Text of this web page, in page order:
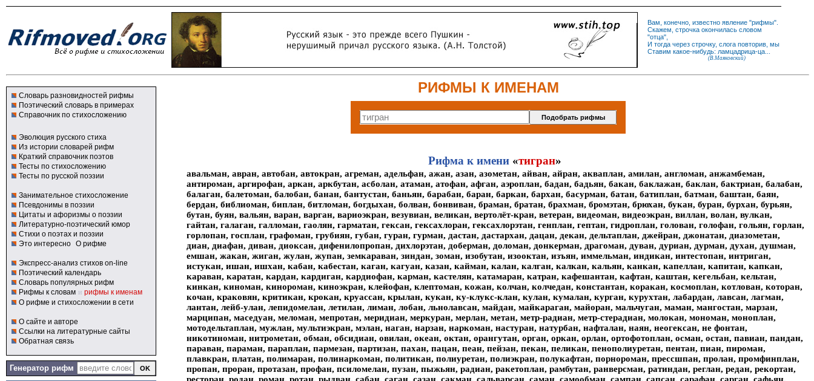
Вам, конечно, известно явление "рифмы".
Скажем, строчка окончилась словом
"отца",
И тогда через строчку, слога повторив, мы
Ставим какое-нибудь: ламцадрица-ца...
(В.Маяковский)
Словарь разновидностей рифмы
Поэтический словарь в примерах
Справочник по стихосложению
Эволюция русского стиха
Из истории словарей рифм
Краткий справочник поэтов
Тесты по стихосложению
Тесты по русской поэзии
Занимательное стихосложение
Псевдонимы в поэзии
Цитаты и афоризмы о поэзии
Литературно-поэтический юмор
Стихи о поэтах и поэзии
Это интересно О рифме
Экспресс-анализ стихов on-line
Поэтический календарь
Словарь популярных рифм
Рифмы к словам и рифмы к именам
О рифме и стихосложении в сети
О сайте и авторе
Ссылки на литературные сайты
Обратная связь
Генератор рифм
РИФМЫ К ИМЕНАМ
Рифма к имени «тигран»
авальман, авран, автобан, автокран, агреман, адельфан, ажан, азан, азометан, айван, айран, акваплан, амилан, англоман, анжамбеман,
антироман, аргирофан, аркан, аркбутан, асболан, атаман, атофан, афган, аэроплан, бадан, бадьян, бакан, баклажан, баклан, бактриан, балабан,
балаган, балетоман, балобан, банан, бантустан, баньян, барабан, баран, баркан, бархан, басурман, батан, батиплан, батман, баштан, баян,
бердан, библиоман, биплан, битломан, богдыхан, болван, бонвиван, браман, братан, брахман, бромэтан, брюхан, букан, буран, бурхан, бурьян,
бутан, буян, вальян, варан, варган, вариоэкран, везувиан, великан, вертолёт-кран, ветеран, видеоман, видеоэкран, виллан, волан, вулкан,
гайтан, галаган, галломан, гаолян, гарматан, гексан, гексахлоран, гексахлорэтан, генплан, гептан, гидроплан, голован, голофан, гольян, горлан,
горлопан, госплан, графоман, грубиян, губан, гуран, гурман, дастан, дастархан, дацан, декан, дельтаплан, джейран, джонатан, диазометан,
диан, диафан, диван, диоксан, дифенилопропан, дихлорэтан, доберман, доломан, донкерман, драгоман, дуван, дуриан, дурман, духан, душман,
емшан, жакан, жиган, жулан, жупан, земкараван, зиндан, зоман, изобутан, изооктан, изъян, иммельман, индикан, интестопан, интриган,
истукан, ишан, ишхан, кабан, кабестан, каган, кагуан, казан, кайман, калан, калган, калкан, кальян, канкан, капеллан, капитан, капкан,
караван, каратан, кардан, кардиган, кардиофан, карман, кастелян, катамаран, катран, кафешантан, кафтан, каштан, кегельбан, кельтан,
кинкан, киноман, кинороман, киноэкран, клейофан, клептоман, кожан, колчан, колчедан, константан, коракан, космоплан, котлован, которан,
кочан, краковян, критикан, крокан, круассан, крылан, кукан, ку-клукс-клан, кулан, кумалан, курган, курухтан, лабардан, лавсан, лагман,
лантан, лейб-улан, лепидомелан, летилан, лиман, лобан, льнолавсан, майдан, майкараган, майоран, мальчуган, маман, мангостан, марзан,
марципан, маседуан, меломан, мепротан, меридиан, меркуран, мерлан, метан, метр-радиан, метр-стерадиан, молокан, мономан, моноплан,
мотодельтаплан, мужлан, мультиэкран, мэлан, наган, нарзан, наркоман, настуран, натурбан, нафталан, наян, неогексан, не фонтан,
никотиноман, нитрометан, обман, обсидиан, овилан, океан, октан, орангутан, орган, оркан, орлан, ортофотоплан, осман, остан, павиан, пандан,
параван, параман, параплан, пармезан, партизан, пахан, пацан, пеан, пейзан, пекан, пеликан, пенополиуретан, пентан, пиан, пироман,
плавкран, платан, полимаран, полинаркоман, политикан, полиуретан, полиэкран, полукафтан, порнороман, прессшпан, пролан, промфинплан,
пропан, проран, протазан, профан, псиломелан, пузан, пыжьян, радиан, ракетоплан, рамбутан, ранверсман, ратиндан, реглан, редан, рекортан,
ресторан, родан, роман, ротан, рыдван, сабан, саган, сазан, сакман, сальварсан, саман, самообман, сампан, сапсан, сарафан, сарган, сафьян,